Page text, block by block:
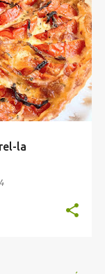
la
PASTA DE FULL